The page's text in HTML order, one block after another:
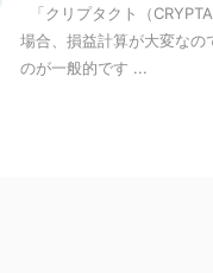
「クリプタクト（
場合、損益計算が大変なの
のが一般的です ...